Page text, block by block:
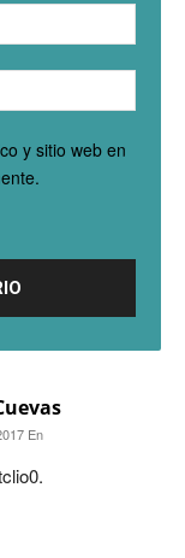
En
y sitio web en